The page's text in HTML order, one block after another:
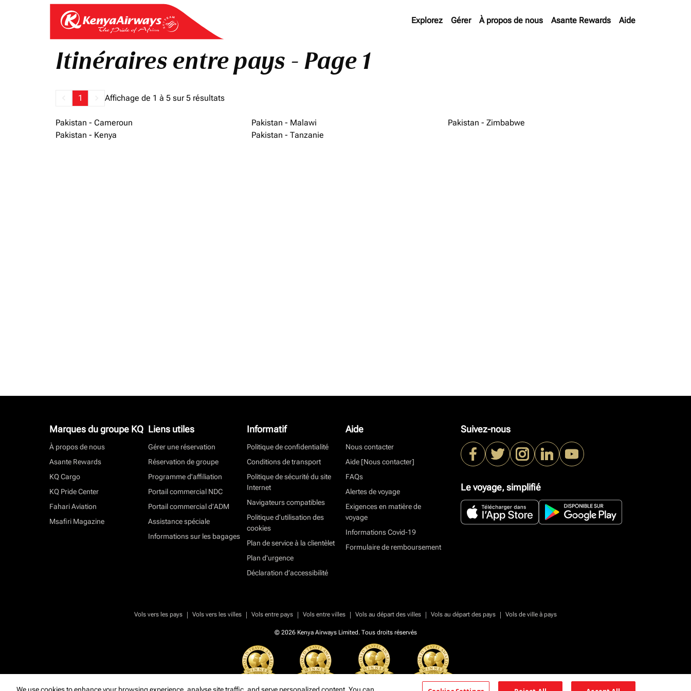
Explorez Gérer À propos de nous Asante Rewards Aide
Itinéraires entre pays - Page 1
1 Affichage de 1 à 5 sur 5 résultats
Pakistan - Cameroun
Pakistan - Kenya
Pakistan - Malawi
Pakistan - Tanzanie
Pakistan - Zimbabwe
Marques du groupe KQ
À propos de nous
Asante Rewards
KQ Cargo
KQ Pride Center
Fahari Aviation
Msafiri Magazine
Liens utiles
Gérer une réservation
Réservation de groupe
Programme d'affiliation
Portail commercial NDC
Portail commercial d’ADM
Assistance spéciale
Informations sur les bagages
Informatif
Politique de confidentialité
Conditions de transport
Politique de sécurité du site
Internet
Navigateurs compatibles
Politique d’utilisation des
cookies
Plan de service à la clientèlet
Plan d'urgence
Déclaration d’accessibilité
Aide
Nous contacter
Aide [Nous contacter]
FAQs
Alertes de voyage
Exigences en matière de
voyage
Informations Covid-19
Formulaire de remboursement
Suivez-nous
Le voyage, simplifié
Vols vers les pays | Vols vers les villes | Vols entre pays | Vols entre villes | Vols au départ des villes | Vols au départ des pays | Vols de ville à pays
© 2026 Kenya Airways Limited. Tous droits réservés